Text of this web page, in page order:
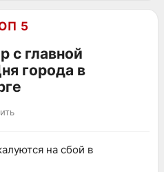
5
с главной
города в
на сбой в